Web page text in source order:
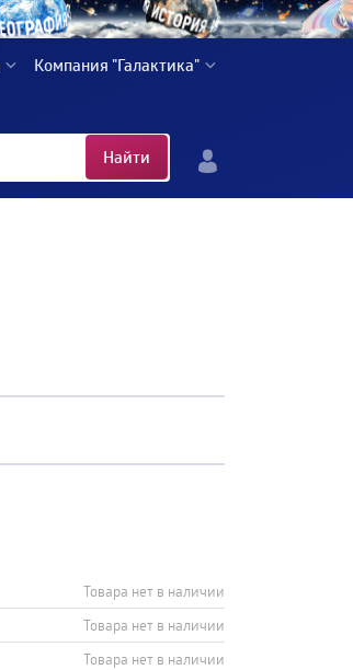
Компания "Галактика"
Найти
Товара нет в наличии
Товара нет в наличии
Товара нет в наличии